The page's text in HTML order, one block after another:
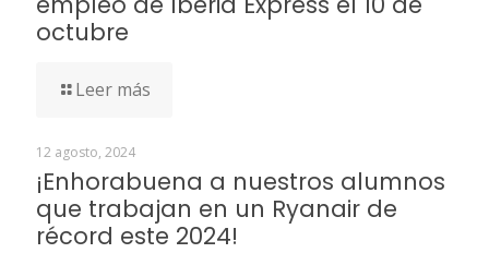
octubre
Leer más
12 agosto, 2024
¡Enhorabuena a nuestros alumnos
que trabajan en un Ryanair de
récord este 2024!